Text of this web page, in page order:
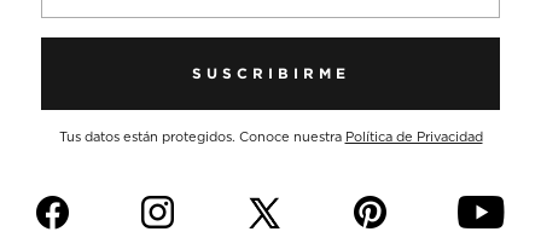
SUSCRIBIRME
Tus datos están protegidos. Conoce nuestra Política de Privacidad
f i p y